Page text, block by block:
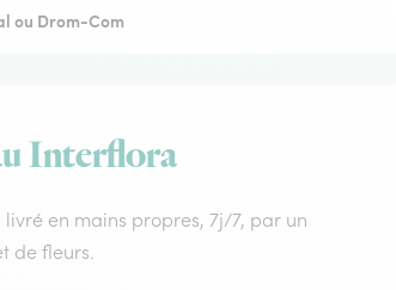
ou Drom-Com
Interflora
en mains propres, 7j/7, par un
de fleurs.